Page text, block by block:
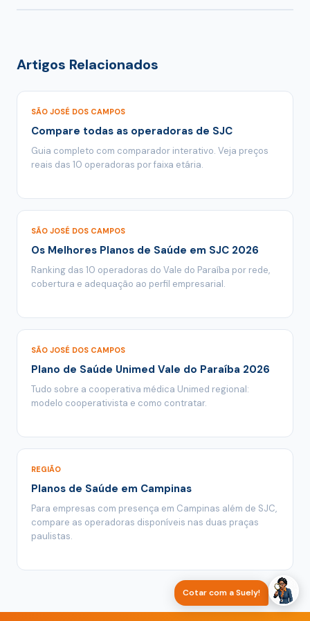
prestadores, 14 planos premium) e Bradesco Saúde
grandes contas corporativas. Para equipes técnicas
planos) oferecem variedade a preços competitivos
por faixa etária.
Artigos Relacionados
SÃO JOSÉ DOS CAMPOS
Compare todas as operadoras de SJC
Guia completo com comparador interativo. Veja preços
reais das 10 operadoras por faixa etária.
SÃO JOSÉ DOS CAMPOS
Os Melhores Planos de Saúde em SJC 2026
Ranking das 10 operadoras do Vale do Paraíba por rede,
cobertura e adequação ao perfil empresarial.
SÃO JOSÉ DOS CAMPOS
Plano de Saúde Unimed Vale do Paraíba 2026
Tudo sobre a cooperativa médica Unimed regional:
modelo cooperativista e como contratar.
REGIÃO
Planos de Saúde em Campinas
Para empresas com presença em Campinas além de SJC,
compare as operadoras disponíveis nas duas praças
paulistas.
Cotar com a Suely!